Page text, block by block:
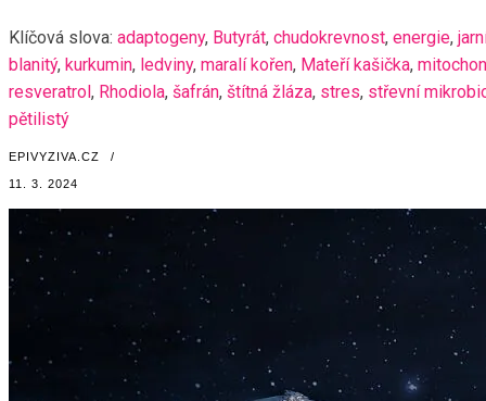
Klíčová slova: adaptogeny, Butyrát, chudokrevnost, energie,
blanitý, kurkumin, ledviny, maralí kořen, Mateří kašička,
resveratrol, Rhodiola, šafrán, štítná žláza, stres, střevní
pětilistý
EPIVYZIVA.CZ /
11. 3. 2024